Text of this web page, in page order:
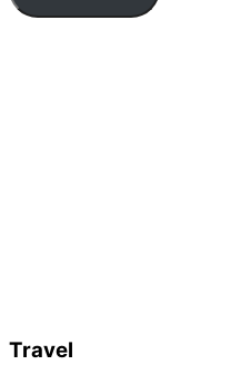
Travel